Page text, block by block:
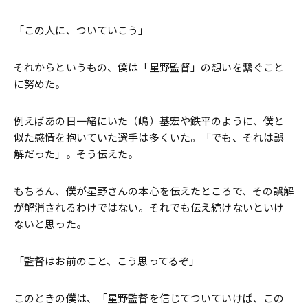
「この人に、ついていこう」
それからというもの、僕は「星野監督」の想いを繋ぐこと
に努めた。
例えばあの日一緒にいた（嶋）基宏や鉄平のように、僕と
似た感情を抱いていた選手は多くいた。「でも、それは誤
解だった」。そう伝えた。
もちろん、僕が星野さんの本心を伝えたところで、その誤解
が解消されるわけではない。それでも伝え続けないといけ
ないと思った。
「監督はお前のこと、こう思ってるぞ」
このときの僕は、「星野監督を信じてついていけば、この